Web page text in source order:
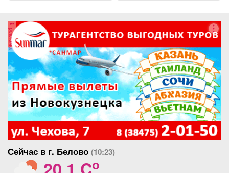
реклама
Сейчас в г. Белово (10:23)
o